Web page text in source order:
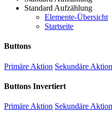
Standard Aufzählung
Elemente-Übersicht
Startseite
Buttons
Primäre Aktion Sekundäre Aktion
Buttons Invertiert
Primäre Aktion Sekundäre Aktion